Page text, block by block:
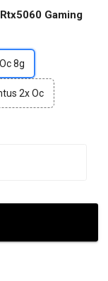
Gaming
8g
2x Oc